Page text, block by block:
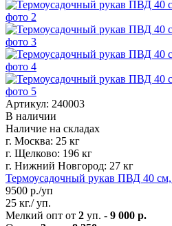
Артикул: 240003
В наличии
Наличие на складах
г. Москва: 25 кг
г. Щелково: 196 кг
г. Нижний Новгород: 27 кг
Термоусадочный рукав ПВД 40
9500 р./уп
25 кг./ уп.
Мелкий опт от 2 уп. - 9 000 р.